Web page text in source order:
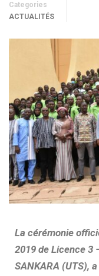
Categories
ACTUALITÉS
La cérémonie
2019 de Licence 3
SANKARA (UTS),